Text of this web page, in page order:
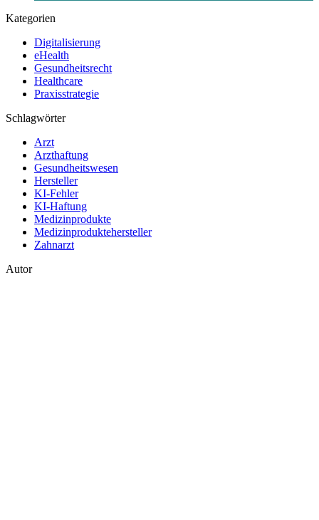
Kategorien
Digitalisierung
eHealth
Gesundheitsrecht
Healthcare
Praxisstrategie
Schlagwörter
Arzt
Arzthaftung
Gesundheitswesen
Hersteller
KI-Fehler
KI-Haftung
Medizinprodukte
Medizinproduktehersteller
Zahnarzt
Autor